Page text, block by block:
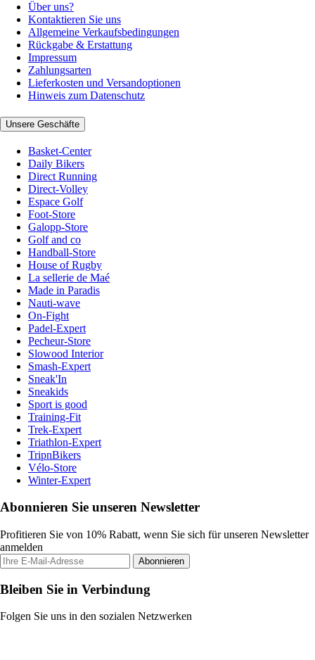
Über uns?
Kontaktieren Sie uns
Allgemeine Verkaufsbedingungen
Rückgabe & Erstattung
Impressum
Zahlungsarten
Lieferkosten und Versandoptionen
Hinweis zum Datenschutz
Unsere Geschäfte
Basket-Center
Daily Bikers
Direct Running
Direct-Volley
Espace Golf
Foot-Store
Galopp-Store
Golf and co
Handball-Store
House of Rugby
La sellerie de Maé
Made in Paradis
Nauti-wave
On-Fight
Padel-Expert
Pecheur-Store
Slowood Interior
Smash-Expert
Sneak'In
Sneakids
Sport is good
Training-Fit
Trek-Expert
Triathlon-Expert
TripnBikers
Vélo-Store
Winter-Expert
Abonnieren Sie unseren Newsletter
Profitieren Sie von 10% Rabatt, wenn Sie sich für unseren Newsletter
anmelden
Abonnieren
Bleiben Sie in Verbindung
Folgen Sie uns in den sozialen Netzwerken